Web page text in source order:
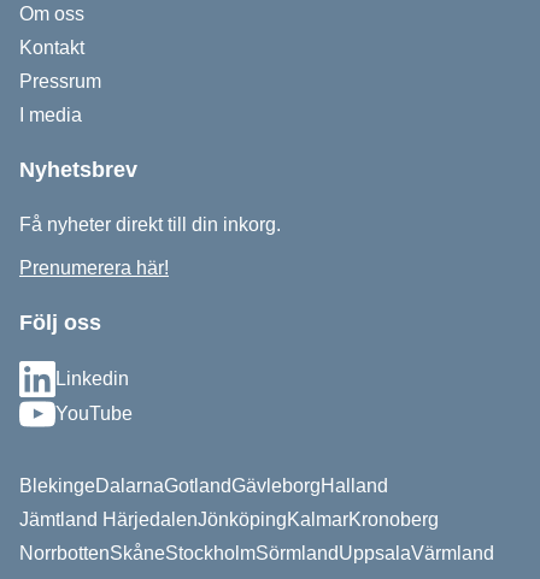
Om oss
Kontakt
Pressrum
I media
Nyhetsbrev
Få nyheter direkt till din inkorg.
Prenumerera här!
Följ oss
Linkedin
YouTube
BlekingeDalarnaGotlandGävleborgHalland
Jämtland HärjedalenJönköpingKalmarKronoberg
NorrbottenSkåneStockholmSörmlandUppsalaVärmland